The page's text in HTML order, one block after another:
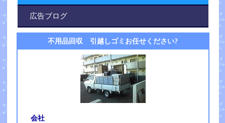
広告ブログ
不用品回収 引越しゴミお任せください?
会社